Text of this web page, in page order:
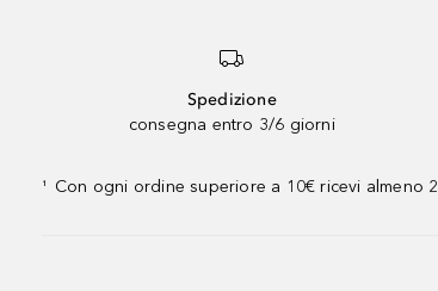
Spedizione
consegna entro 3/6 giorni
¹ Con ogni ordine superiore a 10€ ricevi almeno